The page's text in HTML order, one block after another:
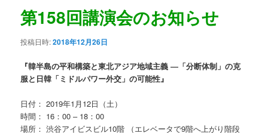
ビ
ゲ
ョ
ン
第158回講演会のお知らせ
投稿日時:2018年12月26日
『韓半島の平和構築と東北アジア地域主義 ―「分断体制」の克
服と日韓「ミドルパワー外交」の可能性』
日付： 2019年1月12日（土）
時間： 16：00 – 18：00
場所： 渋谷アイビスビル10階 （エレベータで9階へ上がり階段